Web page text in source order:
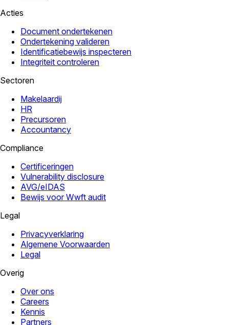
Acties
Document ondertekenen
Ondertekening valideren
Identificatiebewijs inspecteren
Integriteit controleren
Sectoren
Makelaardij
HR
Precursoren
Accountancy
Compliance
Certificeringen
Vulnerability disclosure
AVG/eIDAS
Bewijs voor Wwft audit
Legal
Privacyverklaring
Algemene Voorwaarden
Legal
Overig
Over ons
Careers
Kennis
Partners